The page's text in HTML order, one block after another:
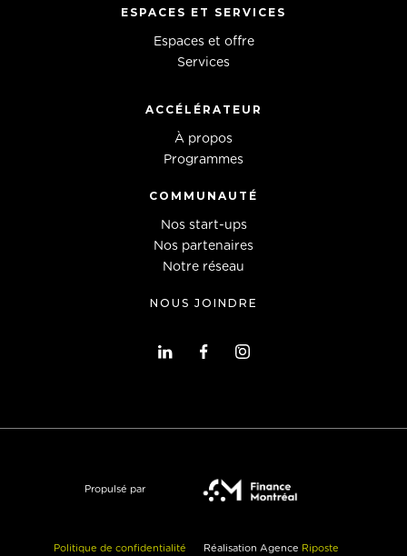
ESPACES ET SERVICES
Espaces et offre
Services
ACCÉLÉRATEUR
À propos
Programmes
COMMUNAUTÉ
Nos start-ups
Nos partenaires
Notre réseau
NOUS JOINDRE
Politique de confidentialité Réalisation Agence Riposte
Propulsé par